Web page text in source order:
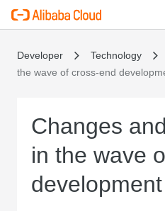
Developer Technology
the wave of cross-end
Changes
in the wave
development